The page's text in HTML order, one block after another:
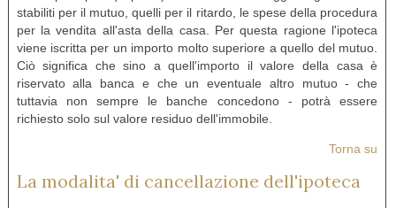
stabiliti per il mutuo, quelli per il ritardo, le spese della procedura
per la vendita all'asta della casa. Per questa ragione l'ipoteca
viene iscritta per un importo molto superiore a quello del mutuo.
Ciò significa che sino a quell'importo il valore della casa è
riservato alla banca e che un eventuale altro mutuo - che
tuttavia non sempre le banche concedono - potrà essere
richiesto solo sul valore residuo dell'immobile.
Torna su
La modalita' di cancellazione dell'ipoteca